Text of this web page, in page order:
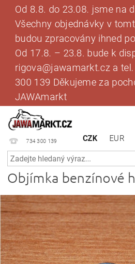
Od 8.8. do 23.08. jsme na
Všechny objednávky v
budou zpracovány ihned
Od 17.8. – 23.8. bude k
rigova@jawamarkt.cz a
300 139 Děkujeme za
JAWAmarkt
734 300 139 CZK EUR
Objímka benzínové